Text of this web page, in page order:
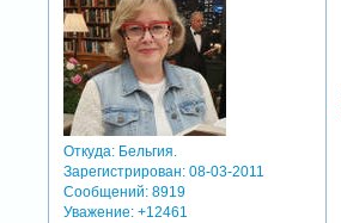
Откуда: Бельгия.
Зарегистрирован: 08-03-2011
Сообщений: 8919
Уважение: +12461